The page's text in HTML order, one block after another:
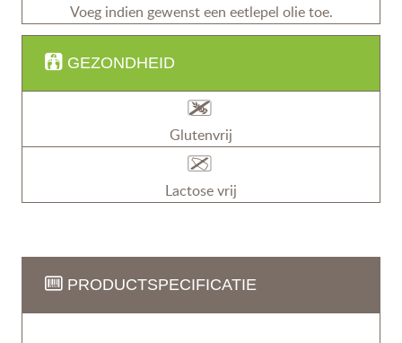
Voeg indien gewenst een eetlepel olie toe.
GEZONDHEID
Glutenvrij
Lactose vrij
PRODUCTSPECIFICATIE